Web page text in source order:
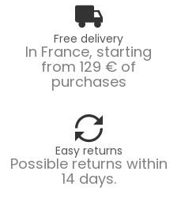
Free delivery
In France, starting
from 129 € of
purchases
Easy returns
Possible returns within
14 days.